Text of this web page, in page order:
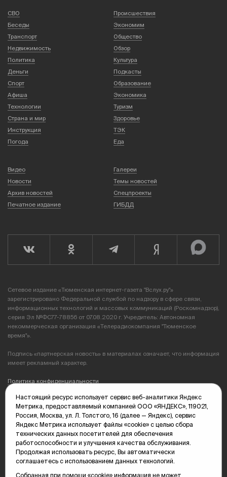
СВО
Происшествия
Беседы
Экономим
Транспорт
Общество
Недвижимость
Обзор
Политика
Культура
Деньги
Подкасты
Спорт
Образование
Афиша
Экономика
Технологии
Туризм
Страна и мир
Здоровье
Инструкция
ТЭК
Погода
Еда
Видео
Галереи
Новости
Темы новостей
Архив новостей
Спецпроекты
Печатное издание
ГИБДД
Сетевое издание «Тюменская интернет-газета "Вслух.ру"»
зарегистрировано Федеральной службой по надзору в сфере связи,
информационных технологий и массовых коммуникаций (Роскомнадзор),
серия Эл №ФС77-78856 от 07.08.2020 г. Учредитель: Автономная
некоммерческая организация «Телерадиокомпания "Тюменское
время"».
Подпись «партнерская новость» в материалах означает, что информация
имеет рекламный характер.
Политика конфиденциальности
Редакция: 625035, Тюмень, пр. Геологоразведчиков, 28А
(3452) 68-89-05
edit@vsluh.ru
Главный редактор: Панкина Т.Ю.
kika@vsluh.ru
По вопросам рекламы:
(3452) 68-89-78
Настоящий ресурс использует сервис веб-аналитики Яндекс
Метрика, предоставляемый компанией ООО «ЯНДЕКС», 119021,
Россия, Москва, ул. Л. Толстого, 16 (далее — Яндекс), сервис
Яндекс Метрика использует файлы «cookie» с целью сбора
технических данных посетителей для обеспечения
работоспособности и улучшения качества обслуживания.
Продолжая использовать ресурс, Вы автоматически
соглашаетесь с использованием данных технологий.
Собранная при помощи «cookie» информация не может